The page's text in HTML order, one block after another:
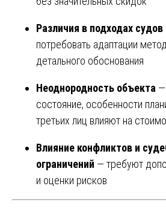
Различия в подходах
потребовать адаптации
детального обоснования
Неоднородность объекта —
состояние, особенности
третьих лиц влияют на
Влияние конфликтов и
ограничений — требуют
и оценки рисков